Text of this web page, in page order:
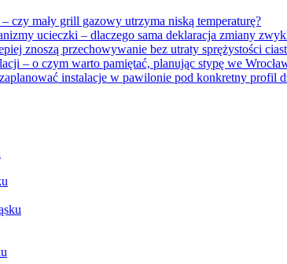
czy mały grill gazowy utrzyma niską temperaturę?
ucieczki – dlaczego sama deklaracja zmiany
znoszą przechowywanie bez utraty sprężystości
– o czym warto pamiętać, planując stypę we
instalacje w pawilonie pod konkretny profil